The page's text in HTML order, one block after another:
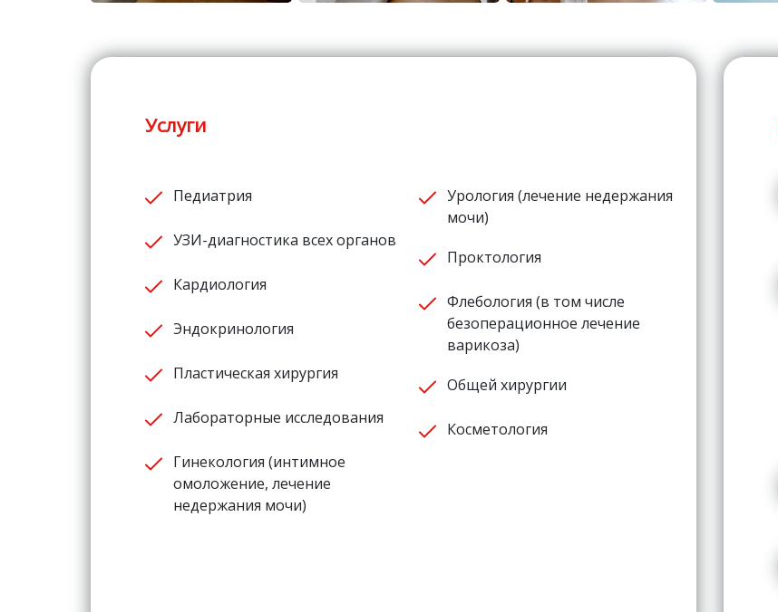
Услуги
Педиатрия
УЗИ-диагностика всех органов
Кардиология
Эндокринология
Пластическая хирургия
Лабораторные исследования
Гинекология (интимное
омоложение, лечение
недержания мочи)
Урология (лечение недержания
мочи)
Проктология
Флебология (в том числе
безоперационное лечение
варикоза)
Общей хирургии
Косметология